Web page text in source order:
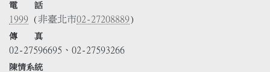
電 話
1999 (非臺北市02-27208889)
傳 真
02-27596695、02-27593266
陳情系統